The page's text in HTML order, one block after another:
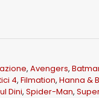
, Avengers,
4, Filmation, Hanna &
Dini, Spider-Man,